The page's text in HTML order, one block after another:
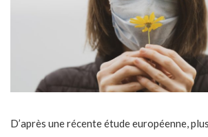
D’après une récente étude européenne,